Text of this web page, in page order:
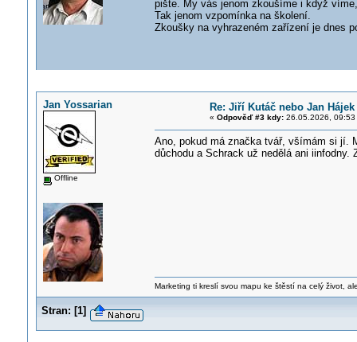
pište. My vás jenom zkoušíme i když
Tak jenom vzpomínka na školení.
Zkoušky na vyhrazeném zařízení je dnes
Jan Yossarian
Offline
Re: Jiří Kutáč nebo Jan Hájek
« Odpověď #3 kdy:26.05.2026, 09:53
Ano, pokud má značka tvář, všímám si jí.
důchodu a Schrack už nedělá ani
Marketing ti kreslí svou mapu ke štěstí na celý život,
Stran: [1]